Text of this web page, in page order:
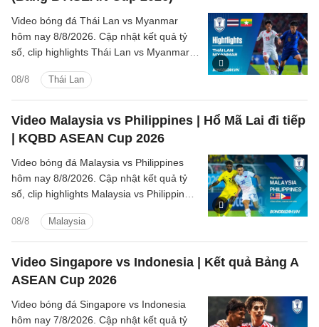
08/8 Thái Lan
Video bóng đá Thái Lan vs Myanmar
hôm nay 8/8/2026. Cập nhật kết quả tỷ
số, clip highlights Thái Lan vs Myanmar
huống trên sân.
Video Malaysia vs Philippines | Hổ Mã Lai đi tiếp
| KQBD ASEAN Cup 2026
08/8 Malaysia
Video bóng đá Malaysia vs Philippines
hôm nay 8/8/2026. Cập nhật kết quả tỷ
số, clip highlights Malaysia vs Philippines
huống trên sân.
Video Singapore vs Indonesia | Kết quả Bảng A
ASEAN Cup 2026
Video bóng đá Singapore vs Indonesia
hôm nay 7/8/2026. Cập nhật kết quả tỷ